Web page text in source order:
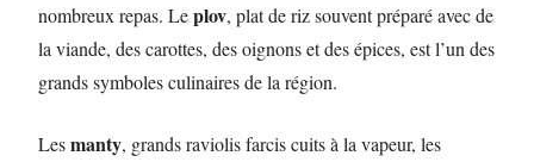
nombreux repas. Leplov, plat de riz souvent préparé avec de
la viande, des carottes, des oignons et des épices, est l’un des
grands symboles culinaires de la région.
Lesmanty, grands raviolis farcis cuits à la vapeur, les